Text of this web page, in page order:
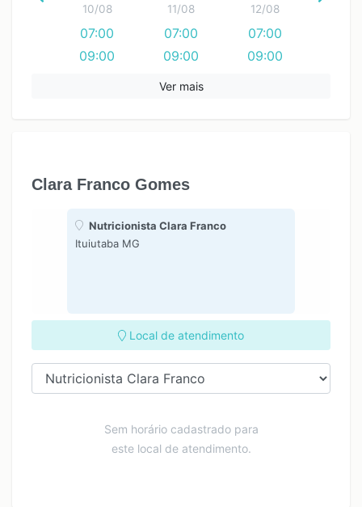
10/08
07:00
09:00
11/08
07:00
09:00
12/08
07:00
09:00
Ver mais
Clara Franco Gomes
Nutricionista Clara Franco
Ituiutaba MG
Local de atendimento
Sem horário cadastrado para
este local de atendimento.